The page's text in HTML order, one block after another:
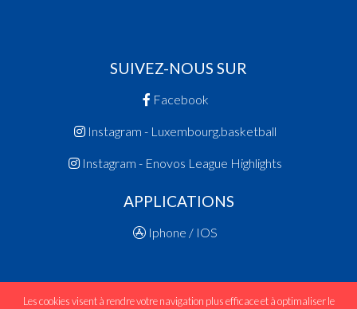
SUIVEZ-NOUS SUR
Facebook
Instagram - Luxembourg.basketball
Instagram - Enovos League Highlights
APPLICATIONS
Iphone / IOS
Les cookies visent à rendre votre navigation plus efficace et à optimaliser le